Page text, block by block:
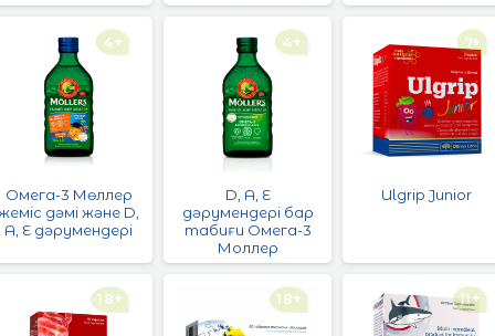
4+
Омега-3 Мөллер
дәмі және D,
A, E дәрумендері
4+
D, A, E
дәрумендері бар
табиғи Омега-3
Моллер
7+
Ulgrip Junior
18+ 18+ 11+